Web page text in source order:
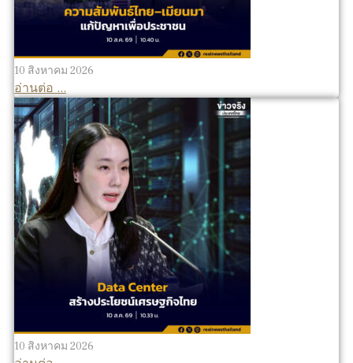
10 สิงหาคม 2026
อ่านต่อ ...
10 สิงหาคม 2026